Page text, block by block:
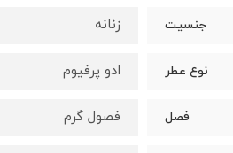
جنسیت زنانه
نوع عطر ادو پرفیوم
فصل فصول گرم